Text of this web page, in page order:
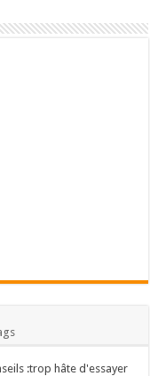
:trop hâte d'essayer